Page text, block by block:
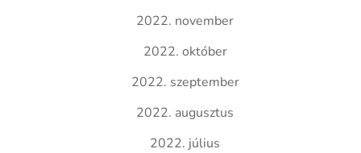
2022. november
2022. október
2022. szeptember
2022. augusztus
2022. július